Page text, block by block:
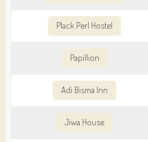
Plack Perl Hostel
Papillion
Adi Bisma Inn
Jiwa House